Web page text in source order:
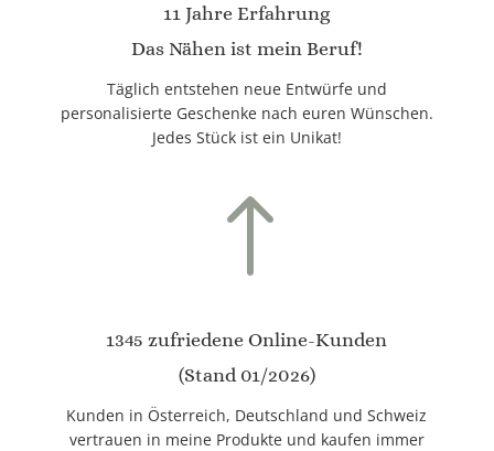
11 Jahre Erfahrung
Das Nähen ist mein Beruf!
Täglich entstehen neue Entwürfe und
personalisierte Geschenke nach euren Wünschen.
Jedes Stück ist ein Unikat!
!
1345 zufriedene Online-Kunden
(Stand 01/2026)
Kunden in Österreich, Deutschland und Schweiz
vertrauen in meine Produkte und kaufen immer